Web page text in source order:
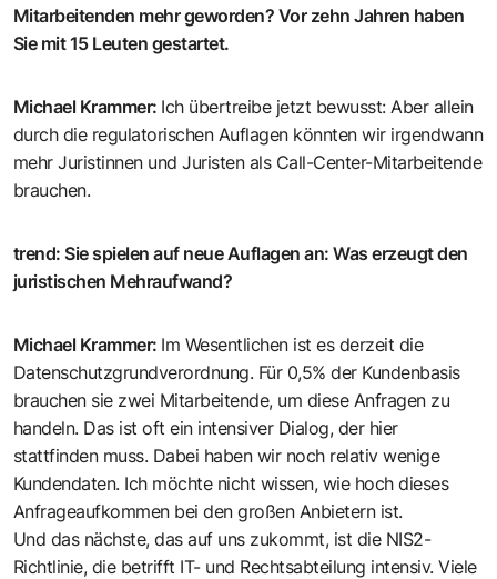
Mitarbeitenden mehr geworden? Vor zehn Jahren haben
Sie mit 15 Leuten gestartet.
Michael Krammer: Ich übertreibe jetzt bewusst: Aber allein
durch die regulatorischen Auflagen könnten wir irgendwann
mehr Juristinnen und Juristen als Call-Center-Mitarbeitende
brauchen.
trend:Sie spielen auf neue Auflagen an: Was erzeugt den
juristischen Mehraufwand?
Michael Krammer: Im Wesentlichen ist es derzeit die
Datenschutzgrundverordnung. Für 0,5% der Kundenbasis
brauchen sie zwei Mitarbeitende, um diese Anfragen zu
handeln. Das ist oft ein intensiver Dialog, der hier
stattfinden muss. Dabei haben wir noch relativ wenige
Kundendaten. Ich möchte nicht wissen, wie hoch dieses
Anfrageaufkommen bei den großen Anbietern ist.
Und das nächste, das auf uns zukommt, ist die NIS2-
Richtlinie, die betrifft IT- und Rechtsabteilung intensiv. Viele